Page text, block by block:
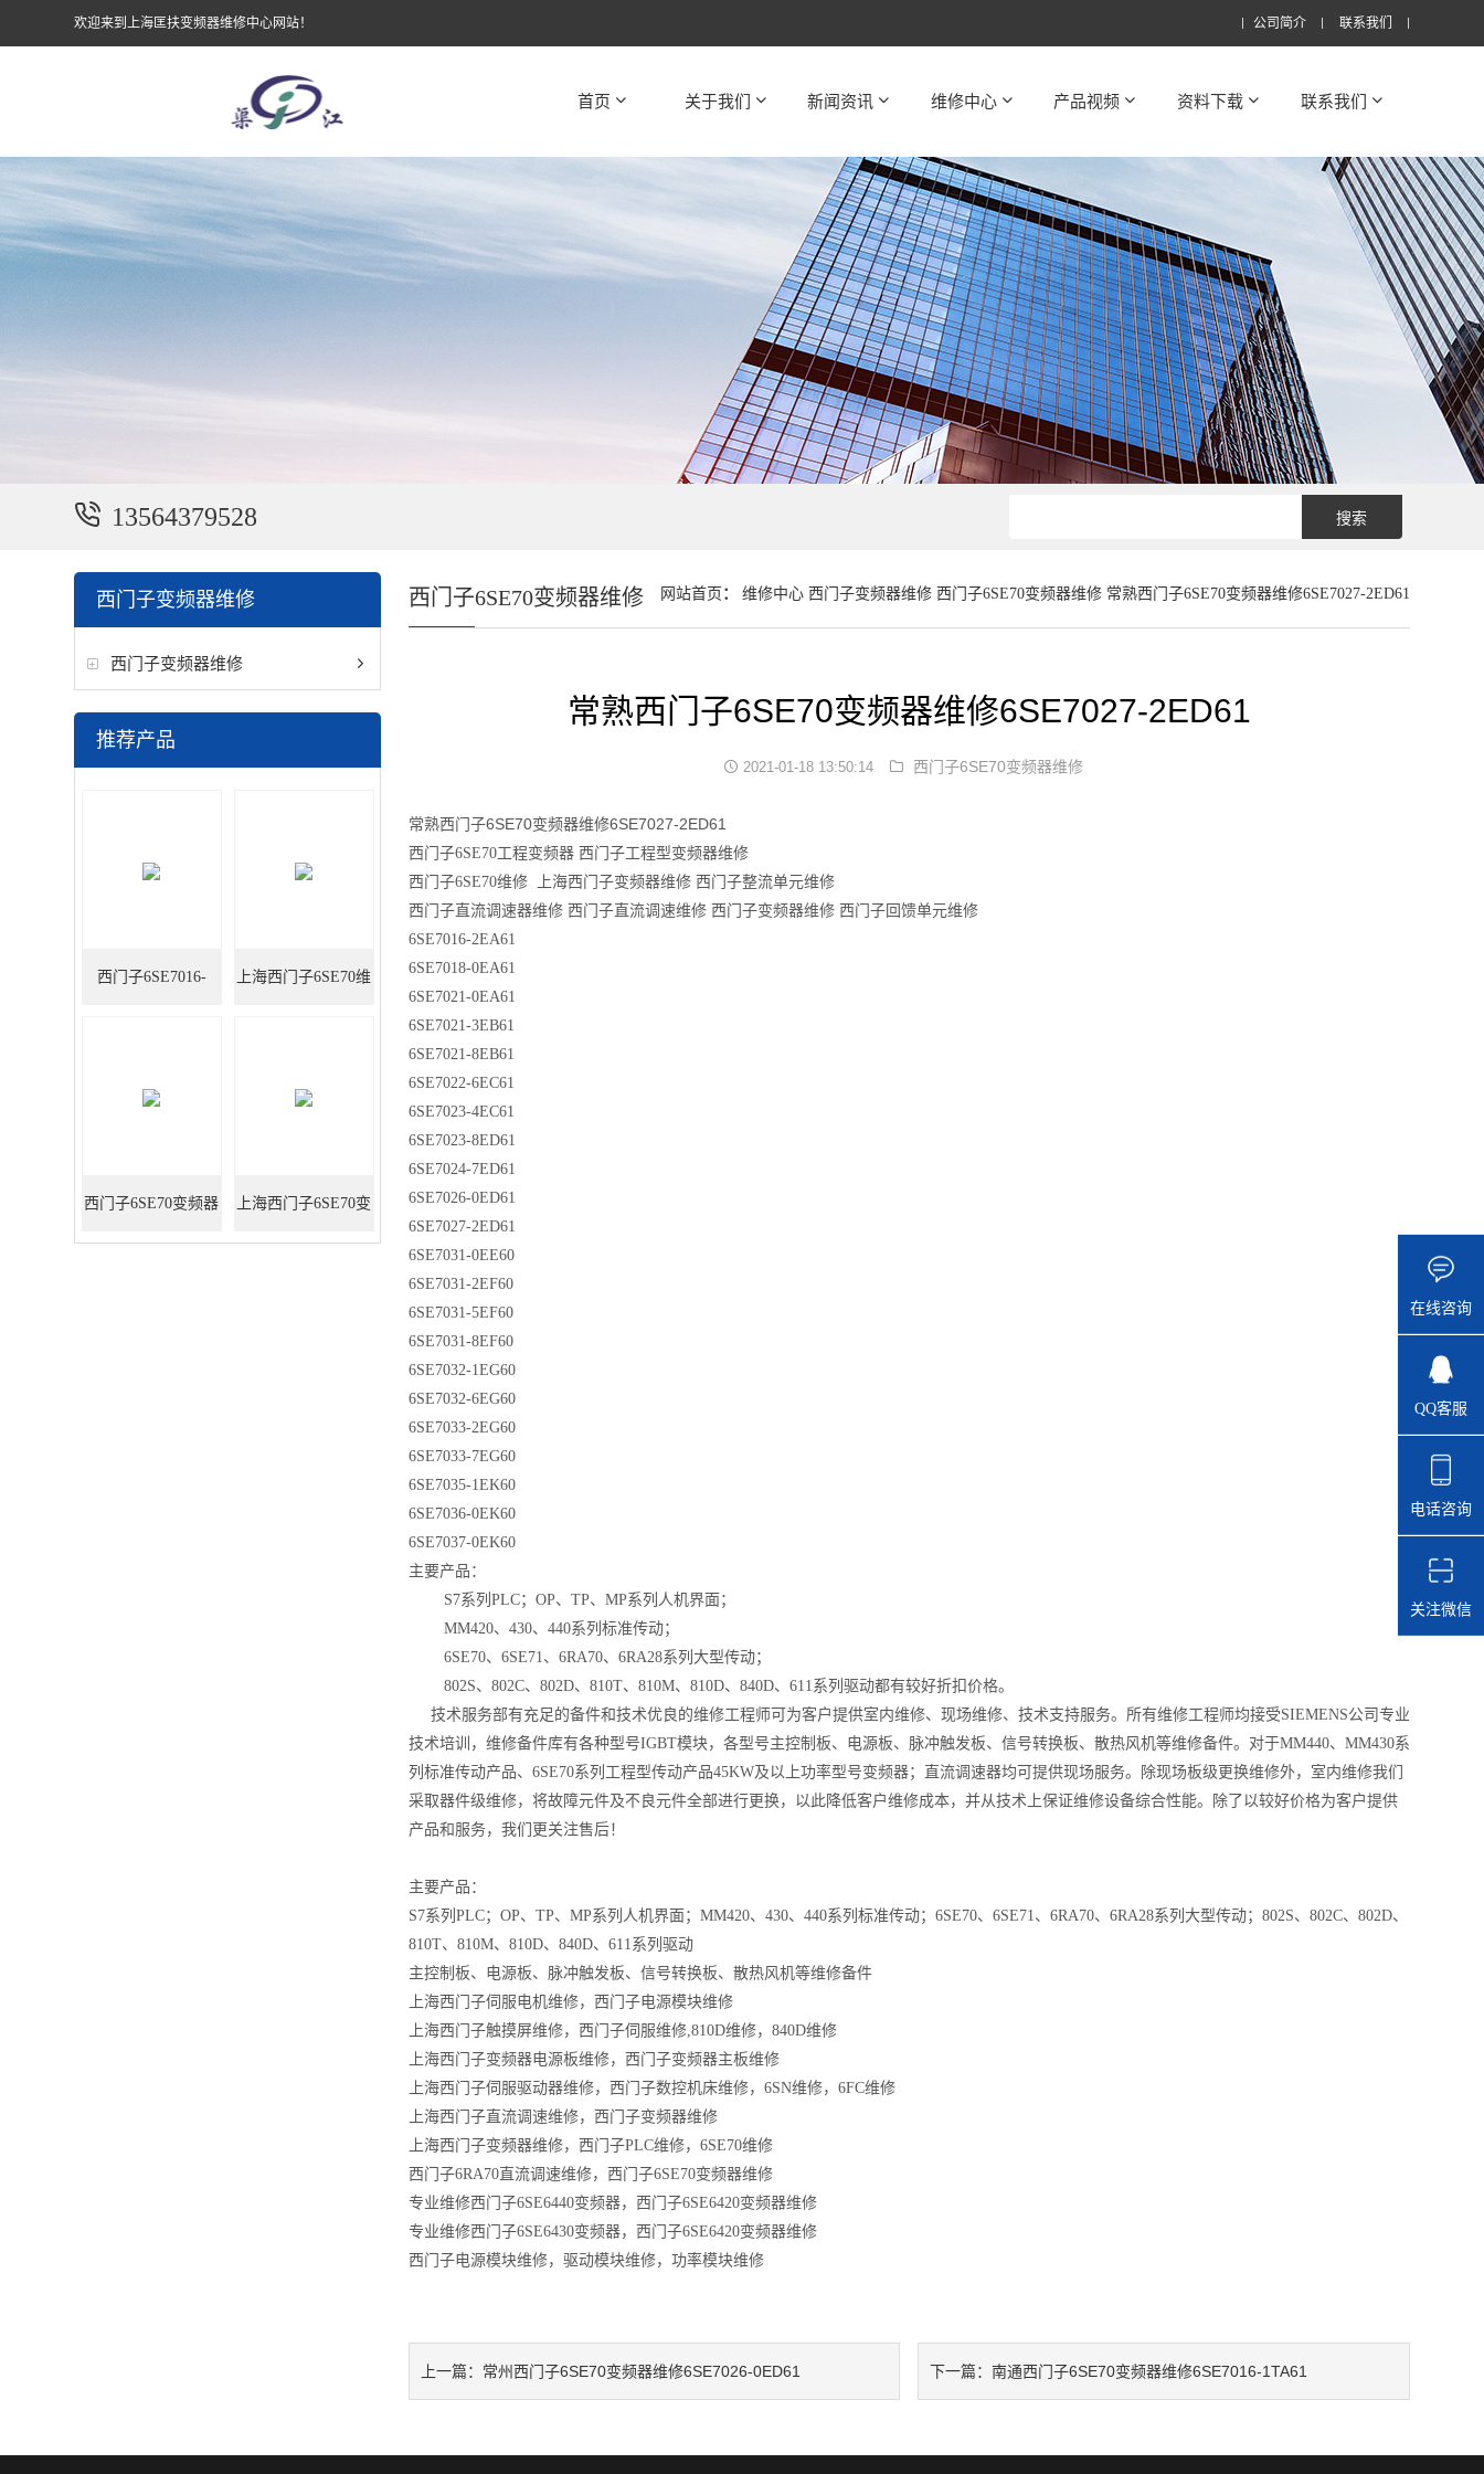
欢迎来到上海匡扶变频器维修中心网站！ 公司简介 联系我们
首页 关于我们 新闻资讯 维修中心 产品视频 资料下载 联系我们
13564379528
西门子变频器维修
西门子变频器维修
推荐产品
西门子6SE7016- 上海西门子6SE70维
西门子6SE70变频器 上海西门子6SE70变
网站首页 ： 维修中心 西门子变频器维修 西门子6SE70变频器维修 常熟西门子6SE70变频器维修6SE7027-2ED61
西门子6SE70变频器维修
常熟西门子6SE70变频器维修6SE7027-2ED61
2021-01-18 13:50:14 西门子6SE70变频器维修
常熟西门子6SE70变频器维修6SE7027-2ED61
西门子6SE70工程变频器 西门子工程型变频器维修
西门子6SE70维修 上海西门子变频器维修 西门子整流单元维修
西门子直流调速器维修 西门子直流调速维修 西门子变频器维修 西门子回馈单元维修
6SE7016-2EA61
6SE7018-0EA61
6SE7021-0EA61
6SE7021-3EB61
6SE7021-8EB61
6SE7022-6EC61
6SE7023-4EC61
6SE7023-8ED61
6SE7024-7ED61
6SE7026-0ED61
6SE7027-2ED61
6SE7031-0EE60
6SE7031-2EF60
6SE7031-5EF60
6SE7031-8EF60
6SE7032-1EG60
6SE7032-6EG60
6SE7033-2EG60
6SE7033-7EG60
6SE7035-1EK60
6SE7036-0EK60
6SE7037-0EK60
主要产品：
S7系列 PLC； OP、 TP、 MP系列人机界面；
MM420、 430、 440系列标准传动；
6SE70、 6SE71、 6RA70、 6RA28系列大型传动；
802S、 802C、 802D、 810T、 810M、 810D、 840D、 611系列驱动都有较好折扣价格。
技术服务部有充足的备件和技术优良的维修工程师可为客户提供室内维修、现场维修、技术支持服务。所有维修工程师均接受SIEMENS公司专业
技术培训，维修备件库有各种型号IGBT模块，各型号主控制板、电源板、脉冲触发板、信号转换板、散热风机等维修备件。对于MM440、 MM430系
列标准传动产品、 6SE70系列工程型传动产品45KW及以上功率型号变频器；直流调速器均可提供现场服务。除现场板级更换维修外，室内维修我们
采取器件级维修，将故障元件及不良元件全部进行更换，以此降低客户维修成本，并从技术上保证维修设备综合性能。除了以较好价格为客户提供
产品和服务，我们更关注售后！
主要产品：
S7系列 PLC； OP、 TP、 MP系列人机界面； MM420、 430、 440系列标准传动； 6SE70、 6SE71、 6RA70、 6RA28系列大型传动； 802S、 802C、 802D、
810T、 810M、 810D、 840D、 611系列驱动
主控制板、电源板、脉冲触发板、信号转换板、散热风机等维修备件
上海西门子伺服电机维修，西门子电源模块维修
上海西门子触摸屏维修，西门子伺服维修,810D维修， 840D维修
上海西门子变频器电源板维修，西门子变频器主板维修
上海西门子伺服驱动器维修，西门子数控机床维修， 6SN维修， 6FC维修
上海西门子直流调速维修，西门子变频器维修
上海西门子变频器维修，西门子PLC维修， 6SE70维修
西门子6RA70直流调速维修，西门子6SE70变频器维修
专业维修西门子6SE6440变频器，西门子6SE6420变频器维修
专业维修西门子6SE6430变频器，西门子6SE6420变频器维修
西门子电源模块维修，驱动模块维修，功率模块维修
上一篇： 常州西门子6SE70变频器维修6SE7026-0ED61 下一篇：南通西门子6SE70变频器维修6SE7016-1TA61
在线咨询
QQ客服
电话咨询
关注微信